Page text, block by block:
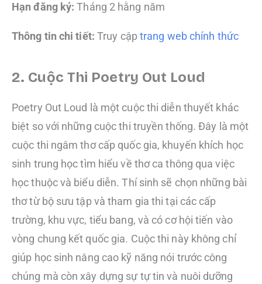
Hạn đăng ký: Tháng 2 hằng năm
Thông tin chi tiết: Truy cậptrang web chính thức
2. Cuộc Thi Poetry Out Loud ​
Poetry Out Loud là một cuộc thi diễn thuyết khác
biệt so với những cuộc thi truyền thống. Đây là một
cuộc thi ngâm thơ cấp quốc gia, khuyến khích học
sinh trung học tìm hiểu về thơ ca thông qua việc
học thuộc và biểu diễn. Thí sinh sẽ chọn những bài
thơ từ bộ sưu tập và tham gia thi tại các cấp
trường, khu vực, tiểu bang, và có cơ hội tiến vào
vòng chung kết quốc gia. Cuộc thi này không chỉ
giúp học sinh nâng cao kỹ năng nói trước công
chúng mà còn xây dựng sự tự tin và nuôi dưỡng